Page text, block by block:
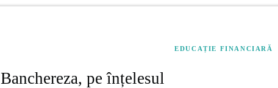
EDUCAȚIE FINANCIARĂ
Banchereza, pe înțelesul